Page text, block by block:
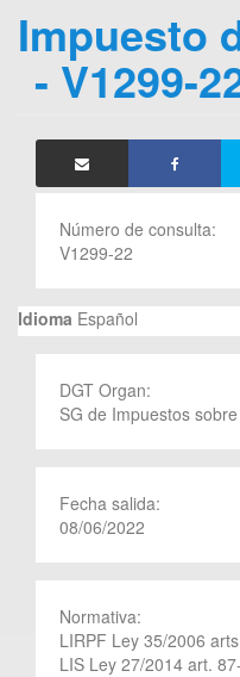
Impuesto
- V1299-
Número de consulta:
V1299-22
Idioma Español
DGT Organ:
SG de Impuestos
Fecha salida:
08/06/2022
Normativa:
LIRPF Ley 35/2006
LIS Ley 27/2014 art.